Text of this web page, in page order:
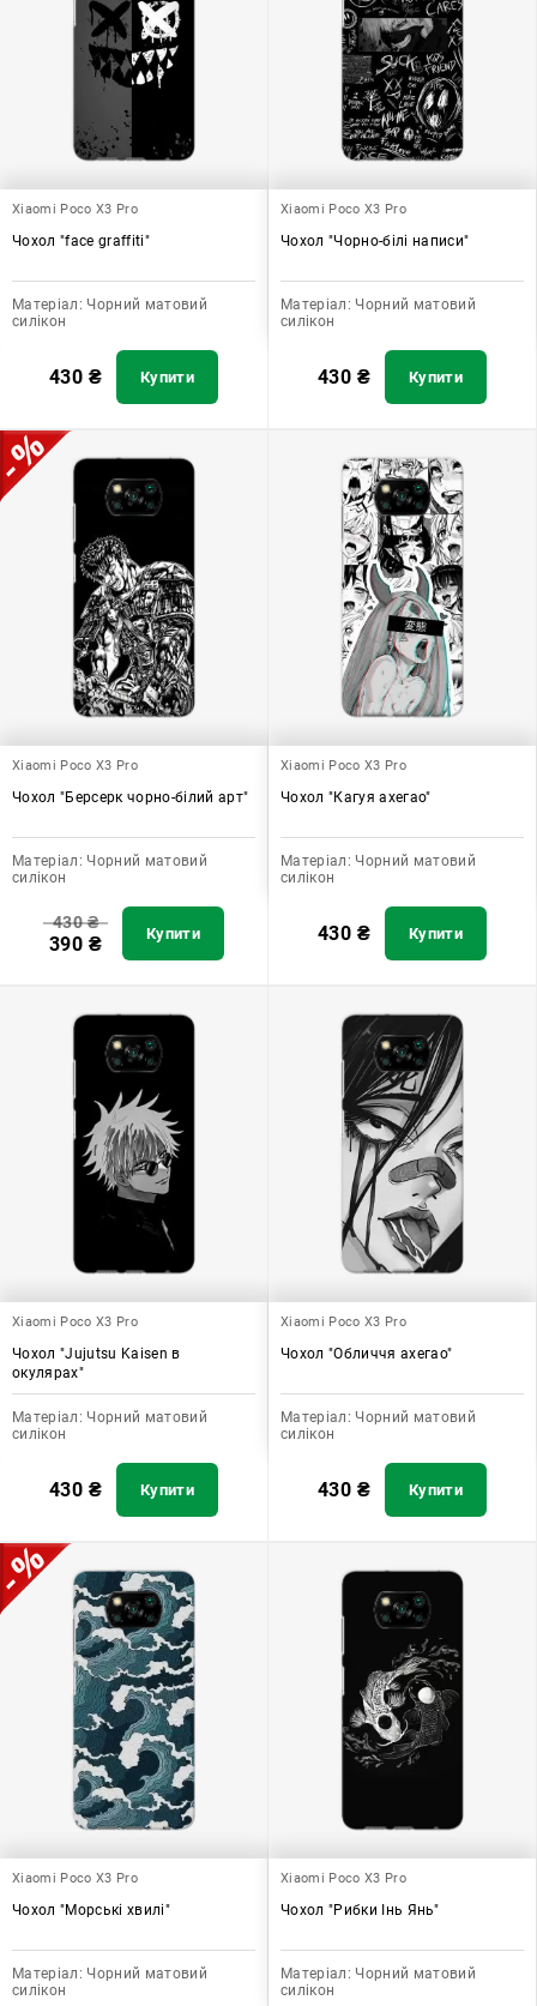
Xiaomi Poco X3 Pro
Чохол "face graffiti"
Матеріал: Чорний матовий
силікон
430 ₴ Купити
Xiaomi Poco X3 Pro
Чохол "Чорно-білі написи"
Матеріал: Чорний матовий
силікон
430 ₴ Купити
Xiaomi Poco X3 Pro
Чохол "Берсерк чорно-білий арт"
Матеріал: Чорний матовий
силікон
430₴
390 ₴ Купити
Xiaomi Poco X3 Pro
Чохол "Кагуя ахегао"
Матеріал: Чорний матовий
силікон
430 ₴ Купити
Xiaomi Poco X3 Pro
Чохол "Jujutsu Kaisen в
окулярах"
Матеріал: Чорний матовий
силікон
430 ₴ Купити
Xiaomi Poco X3 Pro
Чохол "Обличчя ахегао"
Матеріал: Чорний матовий
силікон
430 ₴ Купити
Xiaomi Poco X3 Pro
Чохол "Морські хвилі"
Матеріал: Чорний матовий
силікон
Xiaomi Poco X3 Pro
Чохол "Рибки Інь Янь"
Матеріал: Чорний матовий
силікон